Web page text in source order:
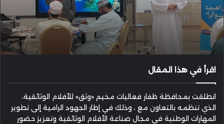
اقرأ في هذا المقال
انطلقت بمحافظة ظفار فعاليات مخيم «وثق» للأفلام الوثائقية،
الذي تنظمه بالتعاون مع ، وذلك في إطار الجهود الرامية إلى تطوير
المهارات الوطنية في مجال صناعة الأفلام الوثائقية وتعزيز حضور